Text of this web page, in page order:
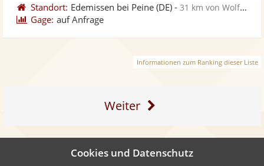
Standort: Edemissen bei Peine (DE) -31 km von Wolfenbüttel
Gage: auf Anfrage
Informationen zum Ranking dieser Liste
Weiter
Cookies und Datenschutz